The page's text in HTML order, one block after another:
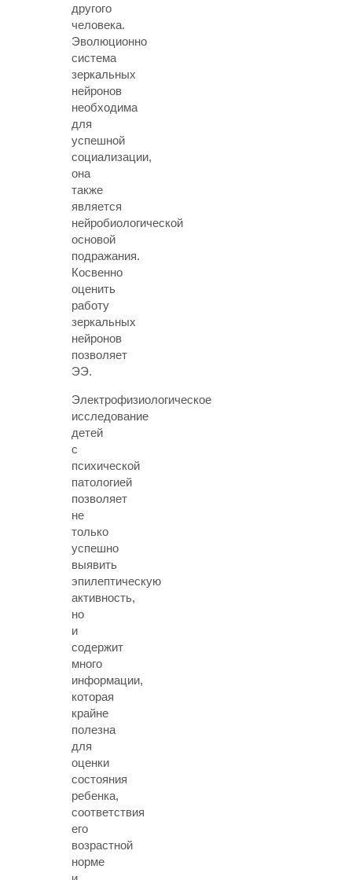
другого
человека.
Эволюционно
система
зеркальных
нейронов
необходима
для
успешной
социализации,
она
также
является
нейробиологической
основой
подражания.
Косвенно
оценить
работу
зеркальных
нейронов
позволяет
ЭЭ.
Электрофизиологическое
исследование
детей
с
психической
патологией
позволяет
не
только
успешно
выявить
эпилептическую
активность,
но
и
содержит
много
информации,
которая
крайне
полезна
для
оценки
состояния
ребенка,
соответствия
его
возрастной
норме